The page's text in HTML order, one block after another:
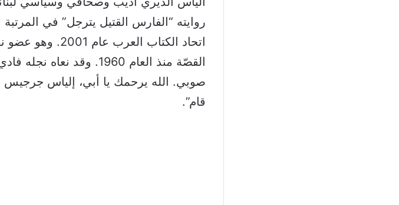
اتحاد الكتاب
القصّة منذ العام 1960. وقد
صوبي. الله يرحمك يا أبي، إلياس جرجيس
قام”.